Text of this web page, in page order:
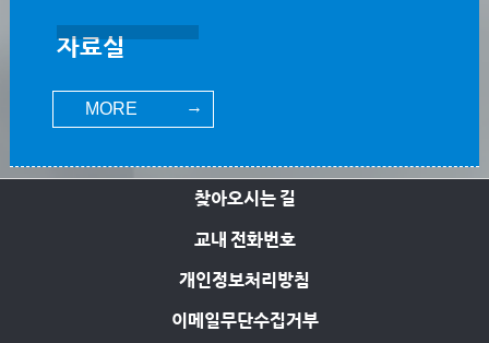
자료실
MORE
찾아오시는 길
교내 전화번호
개인정보처리방침
이메일무단수집거부